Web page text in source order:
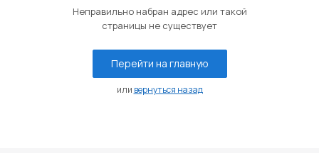
Неправильно набран адрес или такой
страницы не существует
Перейти на главную
или вернуться назад